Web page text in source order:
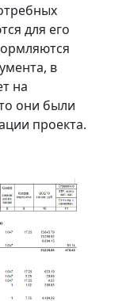
для его
в
на
они были
проекта.